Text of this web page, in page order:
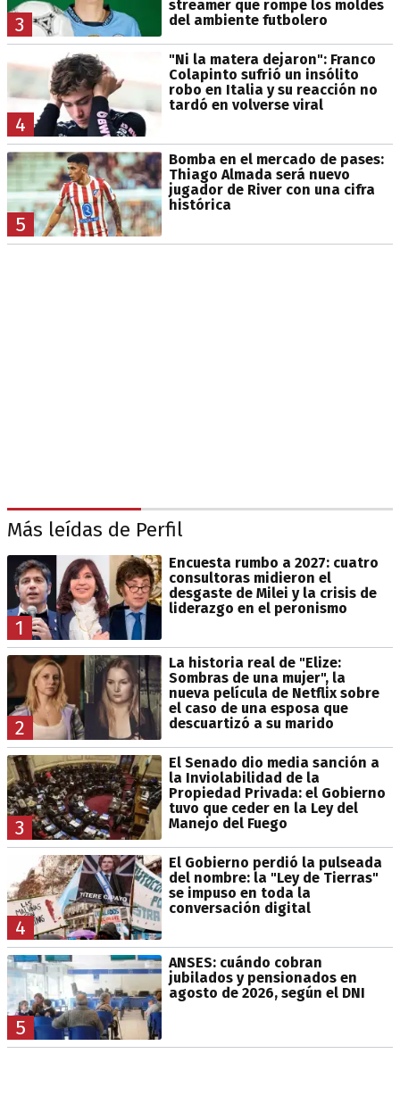
3
streamer que rompe los moldes
del ambiente futbolero
4
"Ni la matera dejaron": Franco
Colapinto sufrió un insólito
robo en Italia y su reacción no
tardó en volverse viral
5
Bomba en el mercado de pases:
Thiago Almada será nuevo
jugador de River con una cifra
histórica
Más leídas de Perfil
1
Encuesta rumbo a 2027: cuatro
consultoras midieron el
desgaste de Milei y la crisis de
liderazgo en el peronismo
2
La historia real de "Elize:
Sombras de una mujer", la
nueva película de Netflix sobre
el caso de una esposa que
descuartizó a su marido
3
El Senado dio media sanción a
la Inviolabilidad de la
Propiedad Privada: el Gobierno
tuvo que ceder en la Ley del
Manejo del Fuego
4
El Gobierno perdió la pulseada
del nombre: la "Ley de Tierras"
se impuso en toda la
conversación digital
5
ANSES: cuándo cobran
jubilados y pensionados en
agosto de 2026, según el DNI